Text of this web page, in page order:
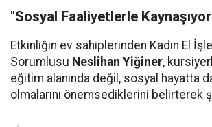
"Sosyal Faaliyetlerle
Etkinliğin ev sahiplerinden Kadın El
Sorumlusu Neslihan Yiğiner,
eğitim alanında değil, sosyal hayatta
olmalarını önemsediklerini belirterek